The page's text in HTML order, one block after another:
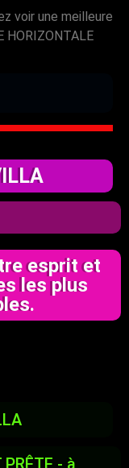
voir une meilleure
HORIZONTALE
esprit et
les plus